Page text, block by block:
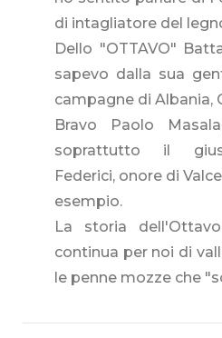
di intagliatore del
Dello "OTTAVO"
sapevo dalla sua
campagne di Albania,
Bravo Paolo
soprattutto il
Federici, onore di
esempio.
La storia
continua per noi di
le penne mozze che